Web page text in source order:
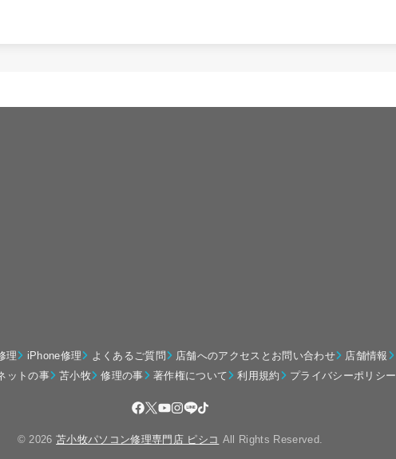
理 iPhone修理 よくあるご質問 店舗へのアクセスとお問い合わせ 店舗情報
ットの事
苫小牧 修理の事 著作権について 利用規約 プライバシーポリシー
© 2026苫小牧パソコン修理専門店 ピシコ All Rights Reserved.